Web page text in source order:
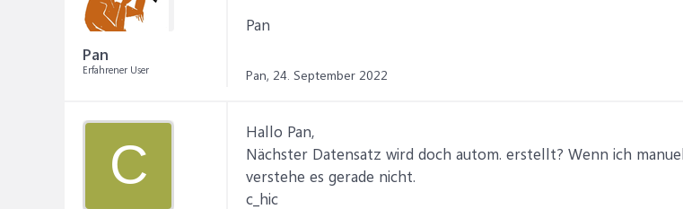
Pan
Erfahrener User
Pan
Pan, 24. September 2022
C
Hallo Pan,
Nächster Datensatz wird doch autom. erstellt? Wenn ich
verstehe es gerade nicht.
c_hic